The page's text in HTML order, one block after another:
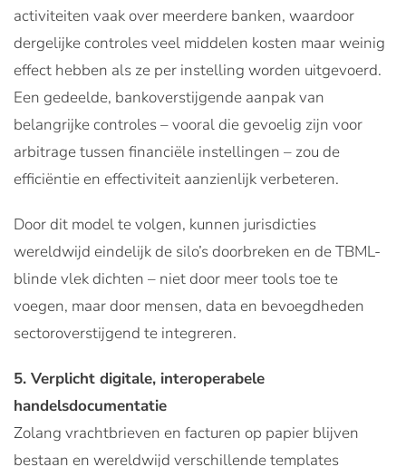
activiteiten vaak over meerdere banken, waardoor
dergelijke controles veel middelen kosten maar weinig
effect hebben als ze per instelling worden uitgevoerd.
Een gedeelde, bankoverstijgende aanpak van
belangrijke controles – vooral die gevoelig zijn voor
arbitrage tussen financiële instellingen – zou de
efficiëntie en effectiviteit aanzienlijk verbeteren.
Door dit model te volgen, kunnen jurisdicties
wereldwijd eindelijk de silo’s doorbreken en de TBML-
blinde vlek dichten – niet door meer tools toe te
voegen, maar door mensen, data en bevoegdheden
sectoroverstijgend te integreren.
5. Verplicht digitale, interoperabele
handelsdocumentatie
Zolang vrachtbrieven en facturen op papier blijven
bestaan en wereldwijd verschillende templates